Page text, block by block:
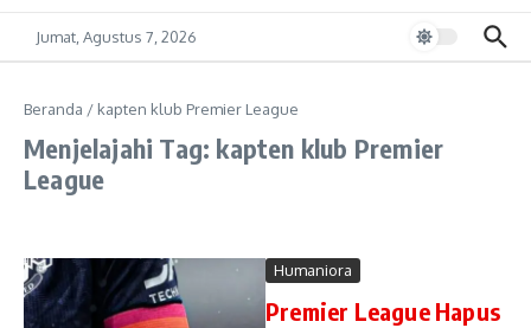
Jumat, Agustus 7, 2026
Beranda / kapten klub Premier League
Menjelajahi Tag: kapten klub Premier
League
Humaniora
Premier League Hapus